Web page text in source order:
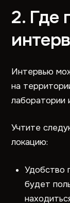
2. Где
Интервью
на
лаборатории
Учтите
локацию:
Удобство
будет